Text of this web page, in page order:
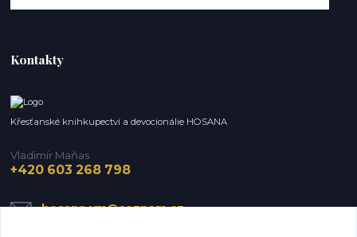
Kontakty
Křesťanské knihkupectví a devocionálie HOSANA
Vladimír Maňas
+420 603 268 798
hosana.vm@seznam.cz